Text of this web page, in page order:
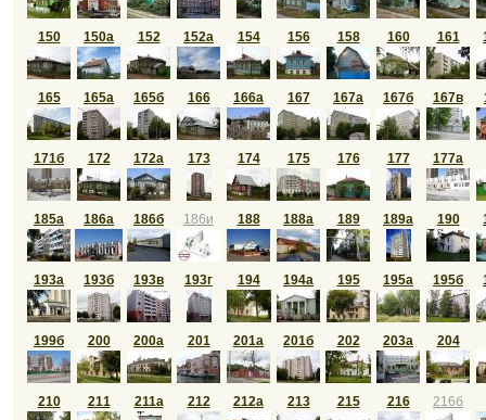
150 150а 152 152а 154 156 158 160 161
165 165а 165б 166 166а 167 167а 167б 167в
171б 172 172а 173 174 175 176 177 177а
185а 186а 186б 186и 188 188а 189 189а 190
193а 193б 193в 193г 194 194а 195 195а 195б
199б 200 200а 201 201а 201б 202 203а 204
210 211 211а 212 212а 213 215 216 216б